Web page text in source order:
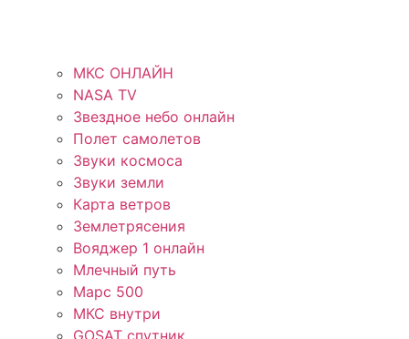
МКС ОНЛАЙН
NASA TV
Звездное небо онлайн
Полет самолетов
Звуки космоса
Звуки земли
Карта ветров
Землетрясения
Вояджер 1 онлайн
Млечный путь
Марс 500
МКС внутри
GOSAT спутник